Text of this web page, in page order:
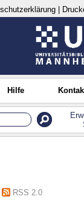
Hilfe
RSS 2.0